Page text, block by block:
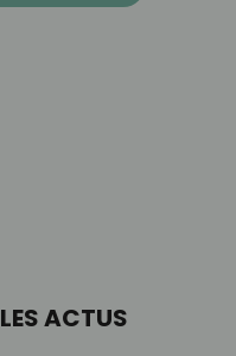
LES ACTUS